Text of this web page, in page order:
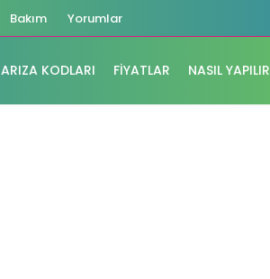
Bakım Yorumlar
ARIZA KODLARI FIYATLAR NASIL YAPILIR